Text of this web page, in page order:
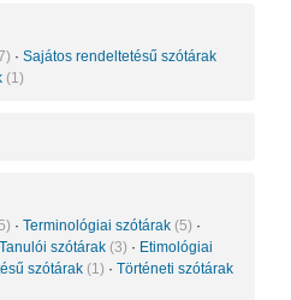
· Sajátos rendeltetésű szótárak
(1)
· Terminológiai szótárak (5) ·
Tanulói szótárak (3) · Etimológiai
szótárak (1) · Történeti szótárak